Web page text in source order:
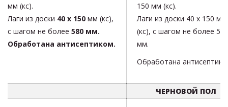
мм (кс).
Лаги из доски 40 х 150 мм (кс),
с шагом не более 580 мм.
Обработана антисептиком.
150 мм (кс).
Лаги из доски 40 х 150 мм
(кс), с шагом не более 580
мм.
Обработана
ЧЕРНОВОЙ ПОЛ